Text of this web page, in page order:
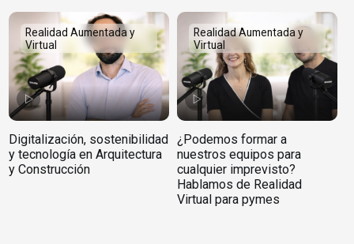
Realidad Aumentada y
Virtual
Digitalización, sostenibilidad
y tecnología en Arquitectura
y Construcción
Realidad Aumentada y
Virtual
¿Podemos formar a
nuestros equipos para
cualquier imprevisto?
Hablamos de Realidad
Virtual para pymes